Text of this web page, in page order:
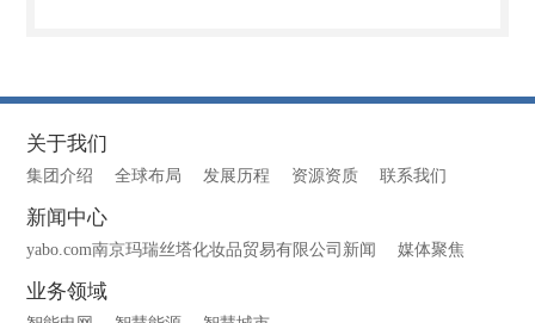
关于我们
集团介绍 全球布局 发展历程 资源资质 联系我们
新闻中心
yabo.com南京玛瑞丝塔化妆品贸易有限公司新闻 媒体聚焦
业务领域